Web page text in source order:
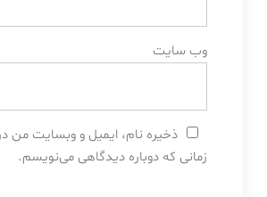
وب‌ سایت
ذخیره نام، ایمیل و وبسایت من
زمانی که دوباره دیدگاهی می‌نویسم.